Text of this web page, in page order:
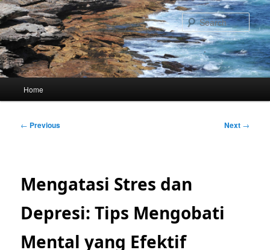
Skip
to
primary
content
Home
Post
← Previous Next →
Mengatasi Stres dan
Depresi: Tips Mengobati
Mental yang Efektif